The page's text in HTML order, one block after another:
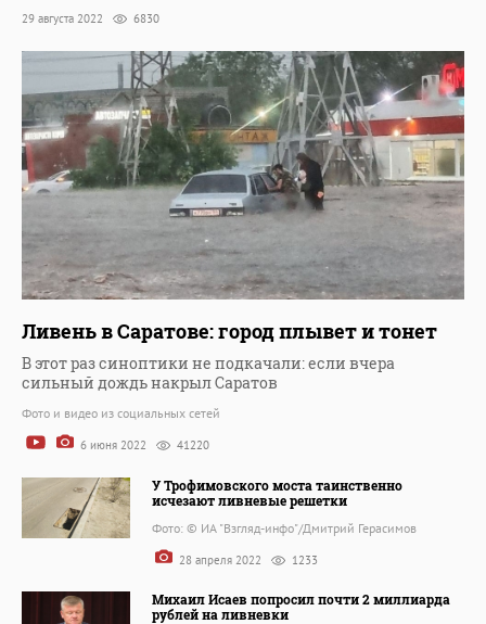
29 августа 2022 6830
Ливень в Саратове: город плывет и тонет
В этот раз синоптики не подкачали: если вчера
сильный дождь накрыл Саратов
Фото и видео из социальных сетей
6 июня 2022 41220
У Трофимовского моста таинственно
исчезают ливневые решетки
Фото: © ИА "Взгляд-инфо"/Дмитрий Герасимов
28 апреля 2022 1233
Михаил Исаев попросил почти 2 миллиарда
рублей на ливневки